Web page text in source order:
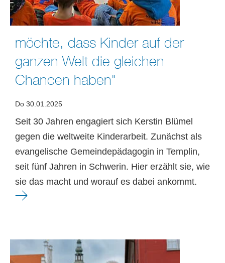
möchte, dass Kinder auf der
ganzen Welt die gleichen
Chancen haben"
Do 30.01.2025
Seit 30 Jahren engagiert sich Kerstin Blümel
gegen die weltweite Kinderarbeit. Zunächst als
evangelische Gemeindepädagogin in Templin,
seit fünf Jahren in Schwerin. Hier erzählt sie, wie
sie das macht und worauf es dabei ankommt.